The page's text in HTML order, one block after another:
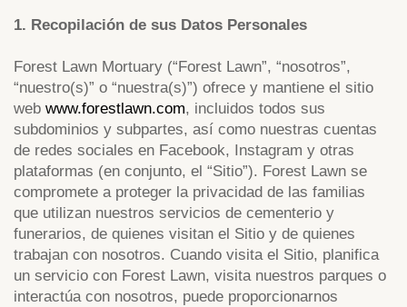
1. Recopilación de sus Datos Personales
Forest Lawn Mortuary (“Forest Lawn”, “nosotros”,
“nuestro(s)” o “nuestra(s)”) ofrece y mantiene el sitio
web www.forestlawn.com, incluidos todos sus
subdominios y subpartes, así como nuestras cuentas
de redes sociales en Facebook, Instagram y otras
plataformas (en conjunto, el “Sitio”). Forest Lawn se
compromete a proteger la privacidad de las familias
que utilizan nuestros servicios de cementerio y
funerarios, de quienes visitan el Sitio y de quienes
trabajan con nosotros. Cuando visita el Sitio, planifica
un servicio con Forest Lawn, visita nuestros parques o
interactúa con nosotros, puede proporcionarnos